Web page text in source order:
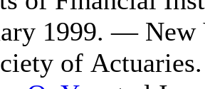
1999. — New
of